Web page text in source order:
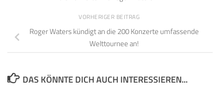
VORHERIGER BEITRAG
Roger Waters kündigt an die 200 Konzerte umfassende
Welttournee an!
DAS KÖNNTE DICH AUCH INTERESSIEREN...